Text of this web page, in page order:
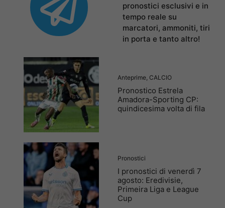
pronostici esclusivi e in
tempo reale su
marcatori, ammoniti, tiri
in porta e tanto altro!
Anteprime, CALCIO
Pronostico Estrela
Amadora-Sporting CP:
quindicesima volta di fila
Pronostici
I pronostici di venerdì 7
agosto: Eredivisie,
Primeira Liga e League
Cup